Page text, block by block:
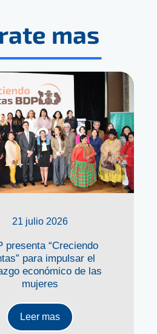
mas
21 julio 2026
presenta “Creciendo
para impulsar el
económico de las
mujeres
Leer mas